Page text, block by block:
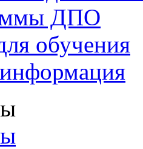
ДПО
обучения